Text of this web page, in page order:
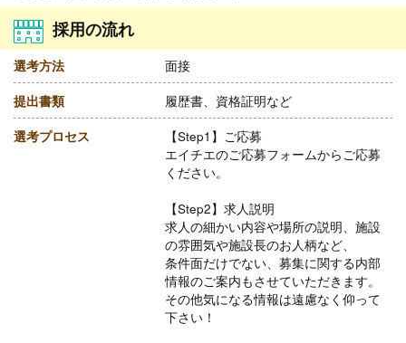
採用の流れ
選考方法 面接
提出書類 履歴書、資格証明など
選考プロセス
【Step1】ご応募
エイチエのご応募フォームからご応募
ください。
【Step2】求人説明
求人の細かい内容や場所の説明、施設
の雰囲気や施設長のお人柄など、
条件面だけでない、募集に関する内部
情報のご案内もさせていただきます。
その他気になる情報は遠慮なく仰って
下さい！